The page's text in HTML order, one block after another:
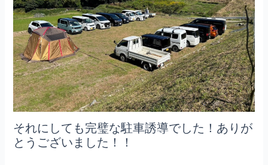
それにしても完璧な駐車誘導でした！ありが
とうございました！！